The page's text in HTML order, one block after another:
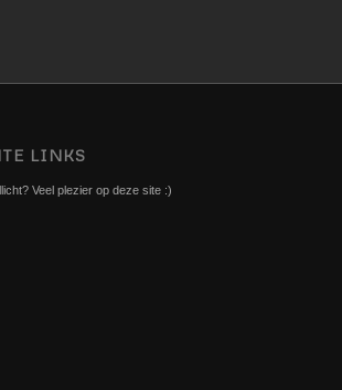
LINKS
Veel plezier op deze site :)